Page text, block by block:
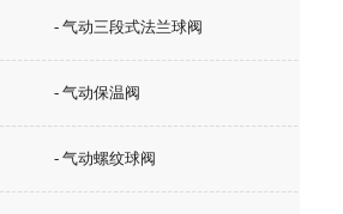
- 气动三段式法兰球阀
- 气动保温阀
- 气动螺纹球阀